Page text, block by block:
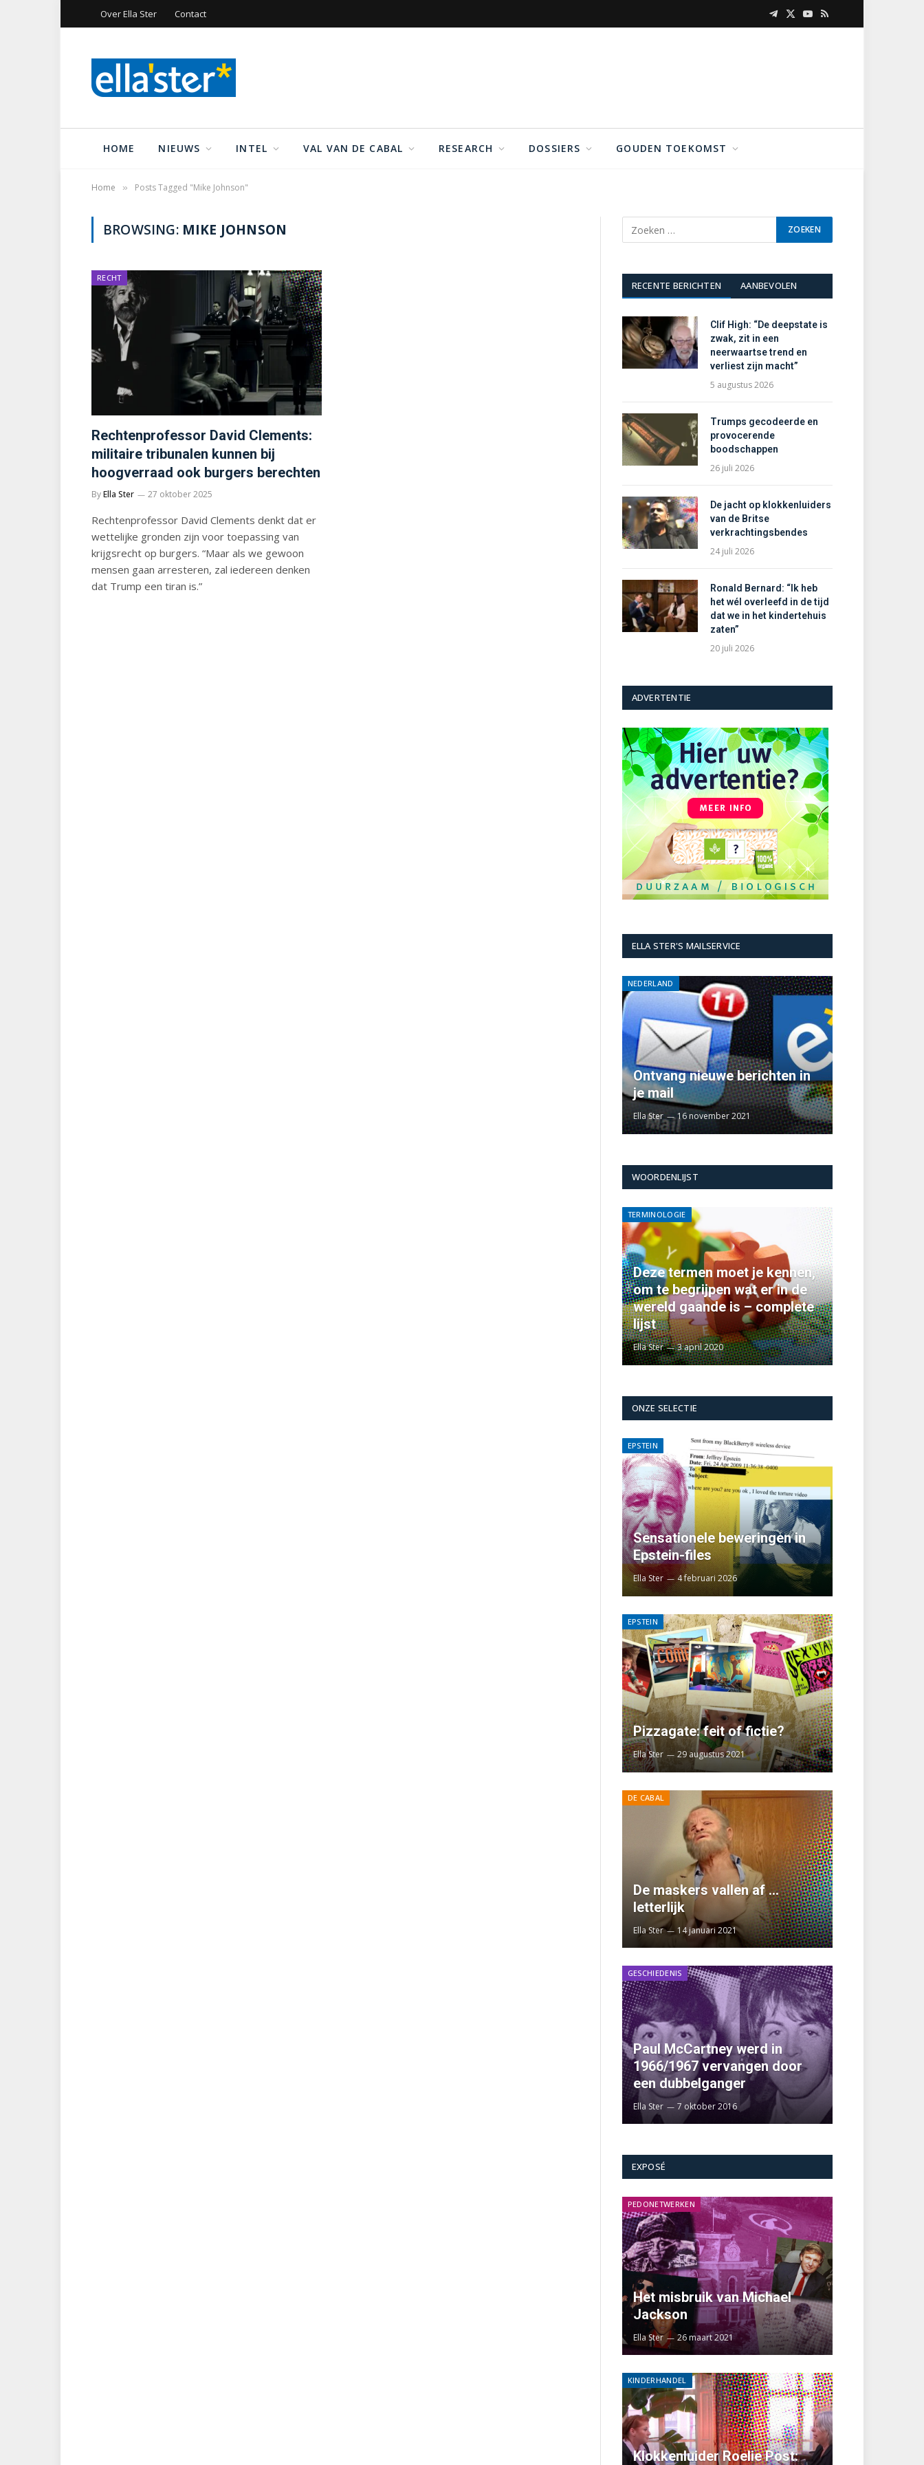
Over Ella Ster Contact Telegram
X
YouTube
RSS
HOME NIEUWS INTEL VAL VAN DE CABAL RESEARCH DOSSIERS GOUDEN TOEKOMST
Home » Posts Tagged "Mike Johnson"
BROWSING: MIKE JOHNSON
RECHT
Rechtenprofessor David Clements:
militaire tribunalen kunnen bij
hoogverraad ook burgers berechten
ByElla Ster 27 oktober 2025
Rechtenprofessor David Clements denkt dat er
wettelijke gronden zijn voor toepassing van
krijgsrecht op burgers. “Maar als we gewoon
mensen gaan arresteren, zal iedereen denken
dat Trump een tiran is.”
RECENTE BERICHTEN AANBEVOLEN
Clif High: “De deepstate is
zwak, zit in een
neerwaartse trend en
verliest zijn macht”
5 augustus 2026
Trumps gecodeerde en
provocerende
boodschappen
26 juli 2026
De jacht op klokkenluiders
van de Britse
verkrachtingsbendes
24 juli 2026
Ronald Bernard: “Ik heb
het wél overleefd in de tijd
dat we in het kindertehuis
zaten”
20 juli 2026
ADVERTENTIE
ELLA STER'S MAILSERVICE
NEDERLAND
Ontvang nieuwe berichten in
je mail
Ella Ster 16 november 2021
WOORDENLIJST
TERMINOLOGIE
Deze termen moet je kennen,
om te begrijpen wat er in de
wereld gaande is – complete
lijst
Ella Ster 3 april 2020
ONZE SELECTIE
EPSTEIN
Sensationele beweringen in
Epstein-files
Ella Ster 4 februari 2026
EPSTEIN
Pizzagate: feit of fictie?
Ella Ster 29 augustus 2021
DE CABAL
De maskers vallen af …
letterlijk
Ella Ster 14 januari 2021
GESCHIEDENIS
Paul McCartney werd in
1966/1967 vervangen door
een dubbelganger
Ella Ster 7 oktober 2016
EXPOSÉ
PEDONETWERKEN
Het misbruik van Michael
Jackson
Ella Ster 26 maart 2021
KINDERHANDEL
Klokkenluider Roelie Post: